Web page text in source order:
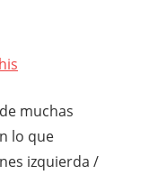
muchas
lo que
izquierda /